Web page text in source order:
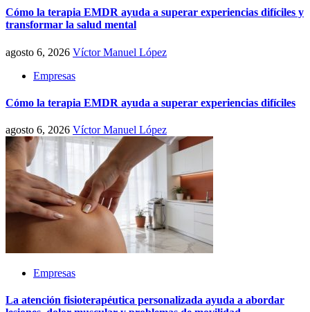
Cómo la terapia EMDR ayuda a superar experiencias difíciles y
transformar la salud mental
agosto 6, 2026 Víctor Manuel López
Empresas
Cómo la terapia EMDR ayuda a superar experiencias difíciles
agosto 6, 2026 Víctor Manuel López
Empresas
La atención fisioterapéutica personalizada ayuda a abordar